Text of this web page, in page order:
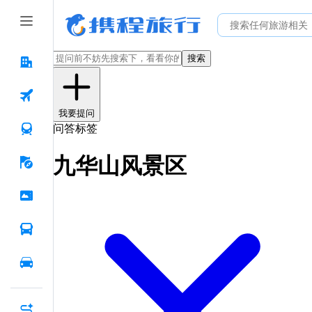
搜索
我要提问
问答标签
九华山风景区